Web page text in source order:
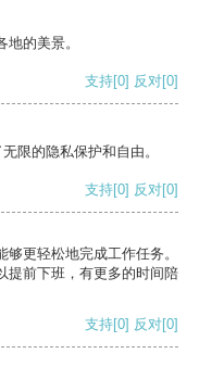
的美景。
支持[0] 反对[0]
限的隐私保护和自由。
支持[0] 反对[0]
更轻松地完成工作任务。
提前下班，有更多的时间陪
支持[0] 反对[0]